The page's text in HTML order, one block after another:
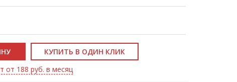
КУПИТЬ В ОДИН КЛИК
от 188 руб. в месяц